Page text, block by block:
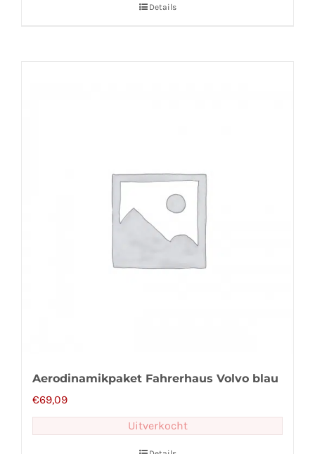
Details
Aerodinamikpaket Fahrerhaus Volvo blau
€69,09
Uitverkocht